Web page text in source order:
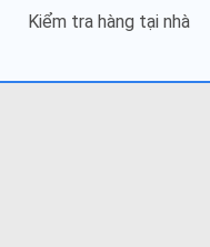
Kiểm tra hàng tại nhà